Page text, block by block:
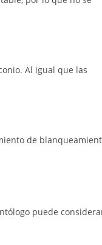
Al igual que las
de
puede